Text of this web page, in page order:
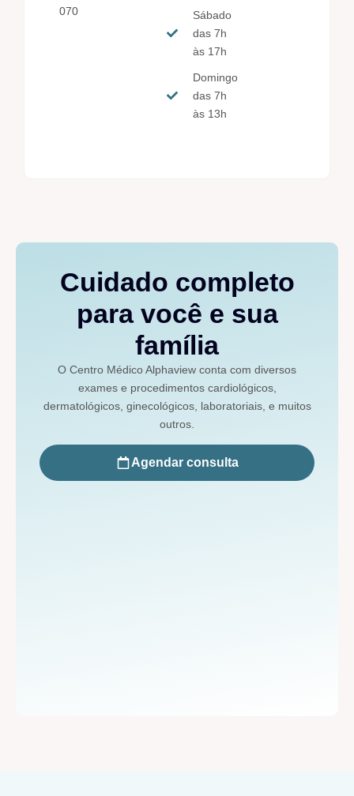
070
Sábado
das 7h
às 17h
Domingo
das 7h
às 13h
Cuidado completo
para você e sua
família
O Centro Médico Alphaview conta com diversos
exames e procedimentos cardiológicos,
dermatológicos, ginecológicos, laboratoriais, e muitos
outros.
Agendar consulta